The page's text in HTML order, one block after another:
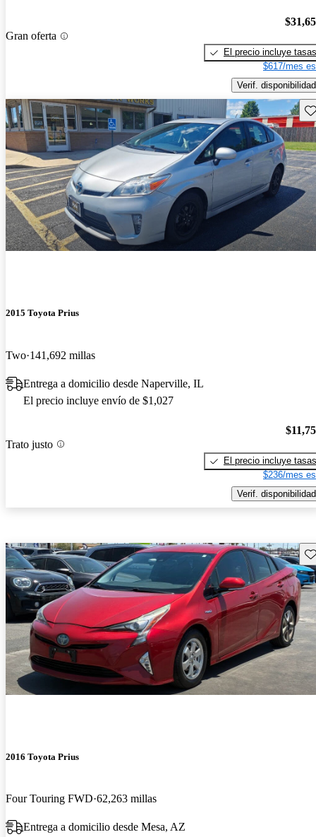
Gran oferta
El precio incluye tasas
$617/mes
Verif. disponibilidad
2015 Toyota Prius
Two 141,692 millas
Entrega a domicilio desde Naperville, IL
El precio incluye envío de $1,027
Trato justo
El precio incluye tasas
$236/mes
Verif. disponibilidad
2016 Toyota Prius
Four Touring FWD 62,263 millas
Entrega a domicilio desde Mesa, AZ